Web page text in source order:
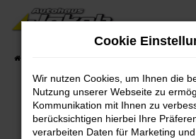
Zum
Hauptinhalt
Fehler: Network
Cookie
Wir nutzen Cookies, um Ihnen die
Nutzung unserer Webseite zu
Kommunikation mit Ihnen zu
berücksichtigen hierbei Ihre
verarbeiten Daten für Marketing